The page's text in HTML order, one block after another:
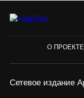
О ПРОЕКТЕ
Сетевое издание